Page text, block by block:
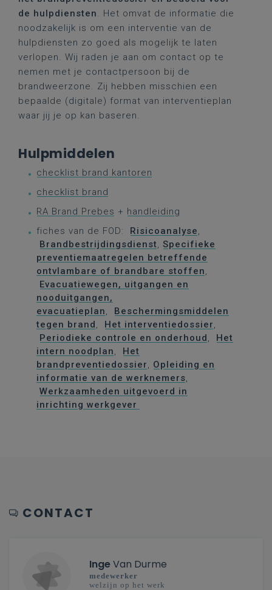
de hulpdiensten. Het omvat de informatie die
noodzakelijk is om een interventie van de
hulpdiensten zo goed als mogelijk te laten
verlopen. Wij raden je aan om contact op te
nemen met je contactpersoon bij de
brandweerzone. Zij hebben misschien een
bepaalde (digitale) format van interventieplan
waar jij je op kan baseren.
Hulpmiddelen
checklist brand kantoren
checklist brand
RA Brand Prebes + handleiding
fiches van de FOD: Risicoanalyse,
Brandbestrijdingsdienst, Specifieke
preventiemaatregelen betreffende
ontvlambare of brandbare stoffen,
Evacuatiewegen, uitgangen en
nooduitgangen,
evacuatieplan, Beschermingsmiddelen
tegen brand, Het interventiedossier,
Periodieke controle en onderhoud, Het
intern noodplan, Het
brandpreventiedossier, Opleiding en
informatie van de werknemers,
Werkzaamheden uitgevoerd in
inrichting werkgever
CONTACT
IngeVan Durme
medewerker
welzijn op het werk